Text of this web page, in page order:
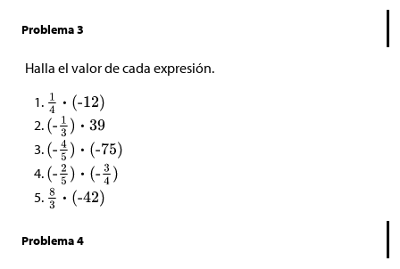
Problema 3
Halla el valor de cada expresión.
Problema 4